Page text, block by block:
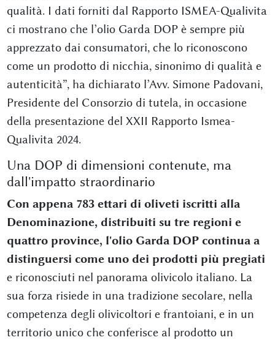
qualità. I dati forniti dal Rapporto ISMEA-Qualivita
ci mostrano che l’olio Garda DOP è sempre più
apprezzato dai consumatori, che lo riconoscono
come un prodotto di nicchia, sinonimo di qualità e
autenticità”, ha dichiarato l’Avv. Simone Padovani,
Presidente del Consorzio di tutela, in occasione
della presentazione del XXII Rapporto Ismea-
Qualivita 2024.
Una DOP di dimensioni contenute, ma
dall'impatto straordinario
Con appena 783 ettari di oliveti iscritti alla
Denominazione, distribuiti su tre regioni e
quattro province, l'olio Garda DOP continua a
distinguersi come uno dei prodotti più pregiati
e riconosciuti nel panorama olivicolo italiano. La
sua forza risiede in una tradizione secolare, nella
competenza degli olivicoltori e frantoiani, e in un
territorio unico che conferisce al prodotto un